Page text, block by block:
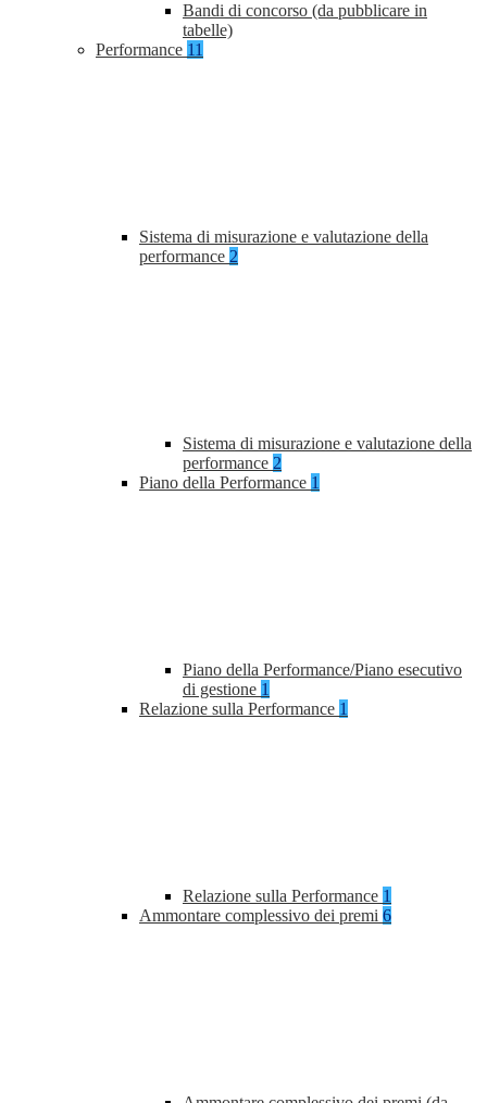
Bandi di concorso (da pubblicare in
tabelle)
Performance 11
Sistema di misurazione e valutazione della
performance 2
Sistema di misurazione e valutazione della
performance 2
Piano della Performance 1
Piano della Performance/Piano esecutivo
di gestione 1
Relazione sulla Performance 1
Relazione sulla Performance 1
Ammontare complessivo dei premi 6